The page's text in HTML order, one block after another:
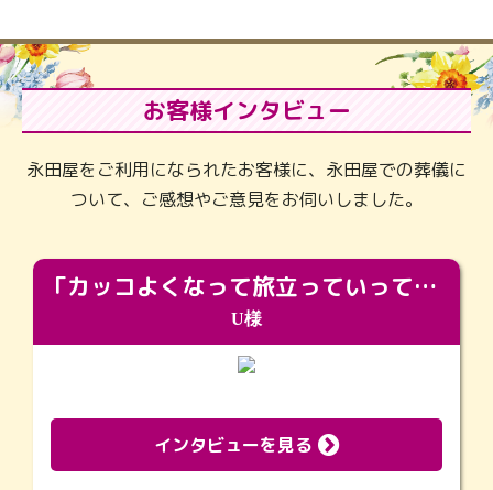
お客様インタビュー
永田屋をご利用になられたお客様に、永田屋での葬儀に
ついて、ご感想やご意見をお伺いしました。
「カッコよくなって旅立っていってくれました（笑）もっとカッコいいって言ってあげればよかったな」
U様
インタビューを見る